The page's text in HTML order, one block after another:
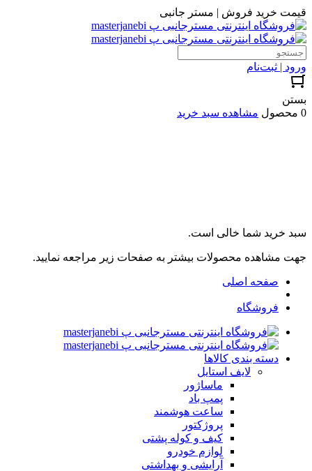
قیمت خرید فروش | مستر جانبی
ورود | ثبت‌نام
بستن
0 محصول
مشاهده سبد خرید
سبد خرید شما خالی است.
جهت مشاهده محصولات بیشتر به صفحات زیر مراجعه نمایید.
صفحه اصلی
فروشگاه
دسته بندی کالاها
لایف استایل
ماساژور
پمپ باد
ساعت هوشمند
پروژکتور
کیف و کوله پشتی
لوازم خودرو
آرایشی و بهداشتی